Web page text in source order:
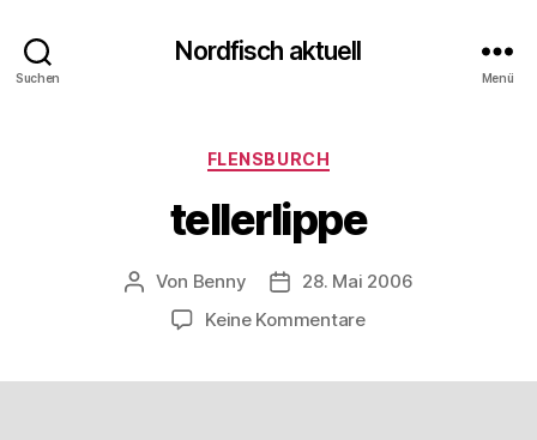
Suchen
Nordfisch aktuell
Menü
Kategorien
FLENSBURCH
tellerlippe
Beitragsautor
Von Benny Beitragsdatum
28. Mai 2006
Keine Kommentarezu